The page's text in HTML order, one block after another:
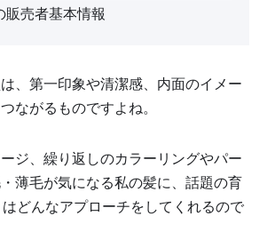
販売者基本情報
、第一印象や清潔感、内面のイメー
ながるものですよね。
ジ、繰り返しのカラーリングやパー
薄毛が気になる私の髪に、話題の育
はどんなアプローチをしてくれるので